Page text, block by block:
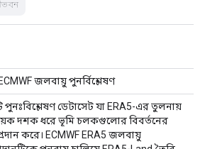
জলবায়ু পুনর্বিশ্লেষণ
ডেটাসেট যা ERA5-এর তুলনায়
দশক ধরে ভূমি চলকগুলোর বিবর্তনের
করে। ECMWF ERA5 জলবায়ু